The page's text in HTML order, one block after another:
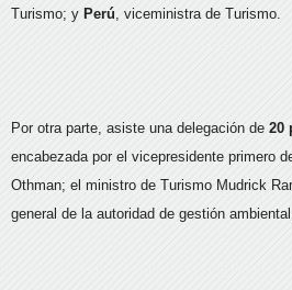
Turismo; y Perú, viceministra de Turismo.
Por otra parte, asiste una delegación de 20
encabezada por el vicepresidente primero
Othman; el ministro de Turismo Mudrick
general de la autoridad de gestión